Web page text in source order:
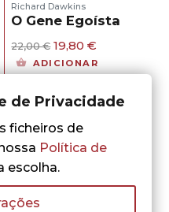
Richard Dawkins
O Gene Egoísta
22,00€ O
preço
original
22,00 €.
19,80€
preço
atual
19,80 €.
ADICIONAR
de Privacidade
ficheiros de
Política de
escolha.